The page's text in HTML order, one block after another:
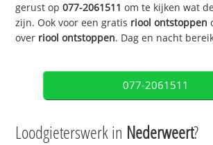
gerust op077-2061511 om te kijken wat
zijn. Ook voor een gratis riool ontstoppen
over riool ontstoppen. Dag en nacht
077-2061511
Loodgieterswerk in Nederweert?